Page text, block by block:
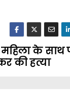
के
की हत्या